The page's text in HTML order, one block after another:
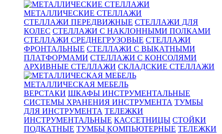
МЕТАЛЛИЧЕСКИЕ СТЕЛЛАЖИ
СТЕЛЛАЖИ ПЕРЕДВИЖНЫЕ СТЕЛЛАЖИ ДЛЯ
КОЛЕС СТЕЛЛАЖИ С НАКЛОННЫМИ ПОЛКАМИ
СТЕЛЛАЖИ СРЕДНЕГРУЗОВЫЕ СТЕЛЛАЖИ
ФРОНТАЛЬНЫЕ СТЕЛЛАЖИ С ВЫКАТНЫМИ
ПЛАТФОРМАМИ СТЕЛЛАЖИ С КОНСОЛЯМИ
АРХИВНЫЕ СТЕЛЛАЖИ СКЛАДСКИЕ СТЕЛЛАЖИ
МЕТАЛЛИЧЕСКАЯ МЕБЕЛЬ
ВЕРСТАКИ ШКАФЫ ИНСТРУМЕНТАЛЬНЫЕ
СИСТЕМЫ ХРАНЕНИЯ ИНСТРУМЕНТА ТУМБЫ
ДЛЯ ИНСТРУМЕНТА ТЕЛЕЖКИ
ИНСТРУМЕНТАЛЬНЫЕ КАССЕТНИЦЫ СТОЙКИ
ПОДКАТНЫЕ ТУМБЫ КОМПЬЮТЕРНЫЕ ТЕЛЕЖКИ